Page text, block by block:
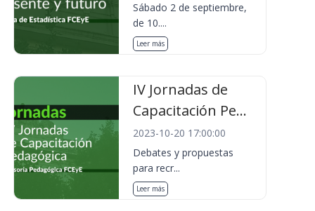
Sábado 2 de septiembre,
de 10....
Leer más
IV Jornadas de
Capacitación Pe...
2023-10-20 17:00:00
Debates y propuestas
para recr...
Leer más